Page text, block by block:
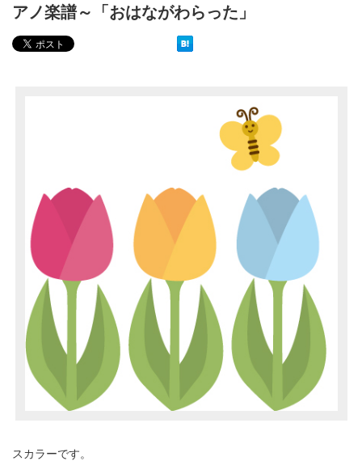
アノ楽譜～「おはながわらった」
スカラーです。